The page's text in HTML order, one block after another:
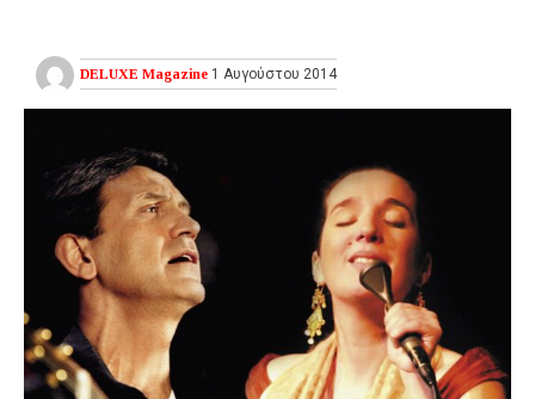
DELUXE Magazine 1 Αυγούστου 2014